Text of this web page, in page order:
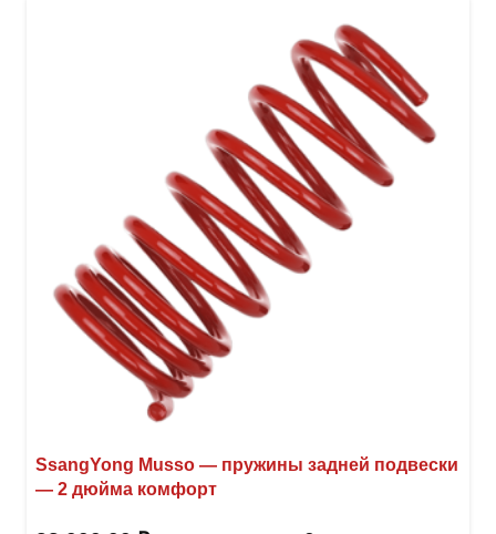
SsangYong Musso — пружины задней подвески
— 2 дюйма комфорт